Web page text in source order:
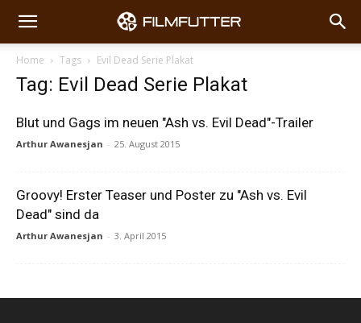
Home Tags Evil Dead Serie Plakat
Tag: Evil Dead Serie Plakat
Blut und Gags im neuen "Ash vs. Evil Dead"-Trailer
Arthur Awanesjan - 25. August 2015
Groovy! Erster Teaser und Poster zu "Ash vs. Evil
Dead" sind da
Arthur Awanesjan - 3. April 2015